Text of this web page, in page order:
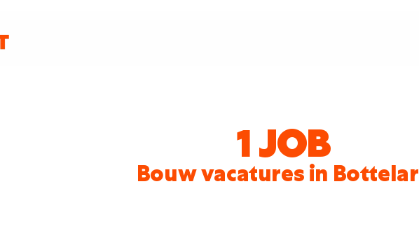
1 JOB
Bouw vacatures in